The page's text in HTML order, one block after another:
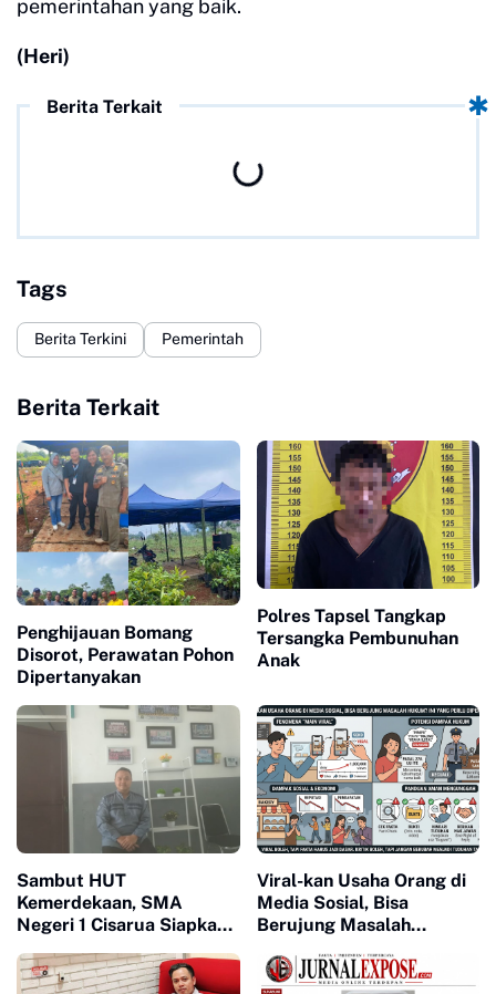
pemerintahan yang baik.
(Heri)
Berita Terkait
Tags
Berita Terkini Pemerintah
Berita Terkait
Penghijauan Bomang
Disorot, Perawatan Pohon
Dipertanyakan
Polres Tapsel Tangkap
Tersangka Pembunuhan
Anak
Sambut HUT
Kemerdekaan, SMA
Negeri 1 Cisarua Siapkan
Siswa
Viral-kan Usaha Orang di
Media Sosial, Bisa
Berujung Masalah
Diperhatikan